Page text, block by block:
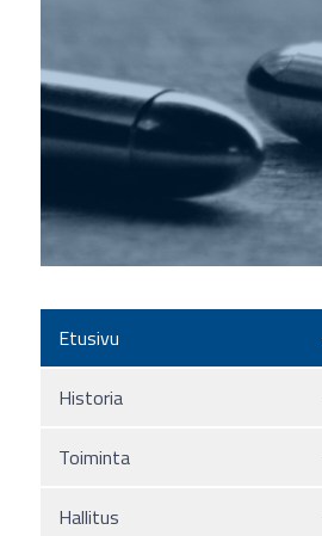
Etusivu
Historia
Toiminta
Hallitus